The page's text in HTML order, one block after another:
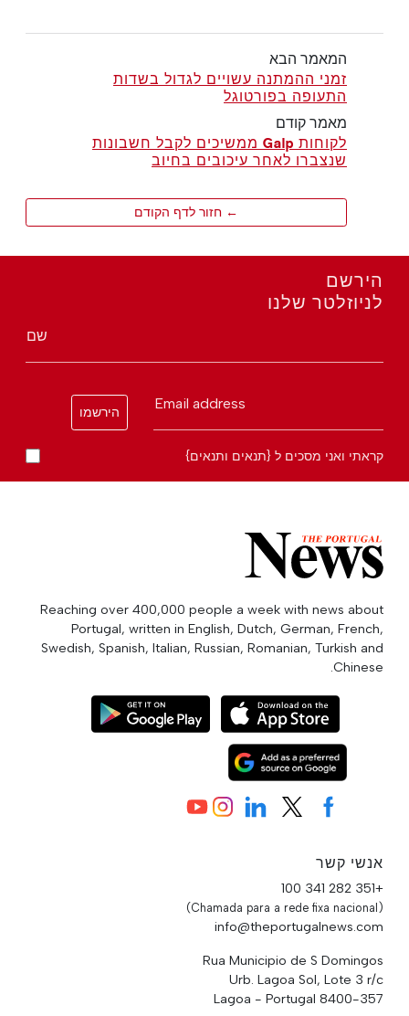
המאמר הבא
זמני ההמתנה עשויים לגדול בשדות
התעופה בפורטוגל
מאמר קודם
לקוחות Galp ממשיכים לקבל חשבונות
שנצברו לאחר עיכובים בחיוב
← חזור לדף הקודם
הירשם
לניוזלטר שלנו
שם
Email address
הירשמו
קראתי ואני מסכים ל {תנאים ותנאים}
Reaching over 400,000 people a week with news about
Portugal, written in English, Dutch, German, French,
Swedish, Spanish, Italian, Russian, Romanian, Turkish and
Chinese.
אנשי קשר
+351 282 341 100
(Chamada para a rede fixa nacional)
info@theportugalnews.com
Rua Municipio de S Domingos
Urb. Lagoa Sol, Lote 3 r/c
8400-357 Lagoa - Portugal